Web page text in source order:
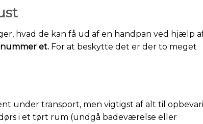
hvad de kan få ud af en handpan ved hjælp
et. For at beskytte det er der to meget
under transport, men vigtigst af alt til
i et tørt rum (undgå badeværelse eller